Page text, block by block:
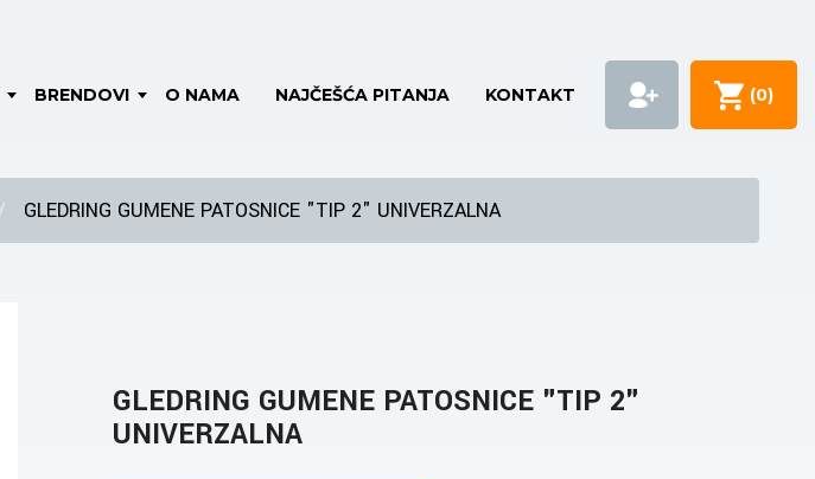
BRENDOVI O NAMA NAJČEŠĆA PITANJA KONTAKT (0)
GLEDRING GUMENE PATOSNICE "TIP 2" UNIVERZALNA
GLEDRING GUMENE PATOSNICE "TIP 2"
UNIVERZALNA